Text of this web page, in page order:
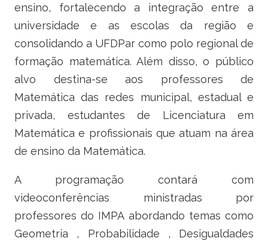
ensino, fortalecendo a integração entre a
universidade e as escolas da região e
consolidando a UFDPar como polo regional de
formação matemática. Além disso, o público
alvo destina-se aos professores de
Matemática das redes municipal, estadual e
privada, estudantes de Licenciatura em
Matemática e profissionais que atuam na área
de ensino da Matemática.
A programação contará com
videoconferências ministradas por
professores do IMPA abordando temas como
Geometria , Probabilidade , Desigualdades